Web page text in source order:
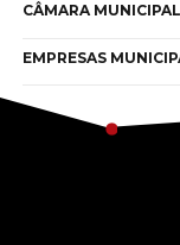
CÂMARA
EMPRESAS